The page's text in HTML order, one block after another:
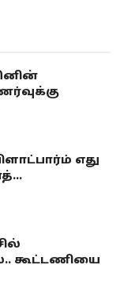
எது
கூட்டணியை